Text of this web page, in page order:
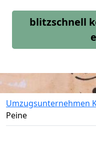
blitzschnell
Umzugsunternehmen
Peine